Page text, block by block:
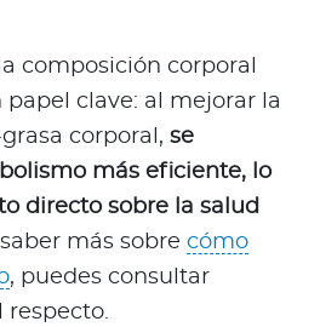
composición corporal
clave: al mejorar la
corporal, se
más eficiente, lo
directo sobre la salud
más sobre cómo
, puedes consultar
respecto.